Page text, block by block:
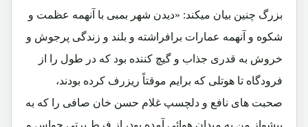
بزرگ چنین بیان میکند: «دیدن شهر بمبی با آنهمه عظمت و
شکوه و آنهمه عمارات برافراشته و بلند و زندگی پرجوش و
خروش به قدری جذاب و گیچ کننده بود که در طول را از
فرودگاه تا هوتلی که برایم موقتاً ریزرف کرده بودند،
صحبت های نافع و دلچسپ غلام حسن خان صافی را که به